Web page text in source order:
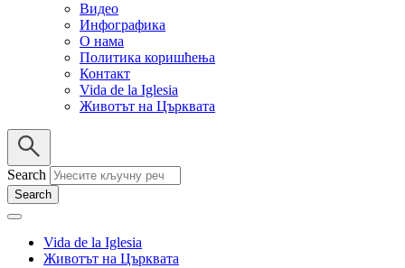
Видео
Инфографика
О нама
Политика коришћења
Контакт
Vida de la Iglesia
Животът на Църквата
Search
Vida de la Iglesia
Животът на Църквата